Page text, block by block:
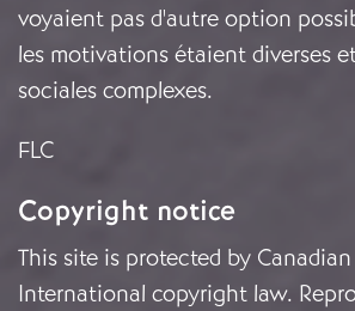
voyaient pas d'autre option
les motivations étaient diverses
sociales complexes.
FLC
Copyright notice
This site is protected by
International copyright law.